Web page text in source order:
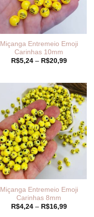
Miçanga Entremeio Emoji
Carinhas 10mm
R$5,24 – R$20,99Faixa
através
R$20,99
Miçanga Entremeio Emoji
Carinhas 8mm
R$4,24 – R$16,99Faixa